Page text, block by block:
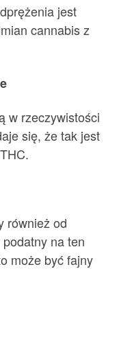
jest
cannabis z
w rzeczywistości
się, że tak jest
również od
na ten
może być fajny